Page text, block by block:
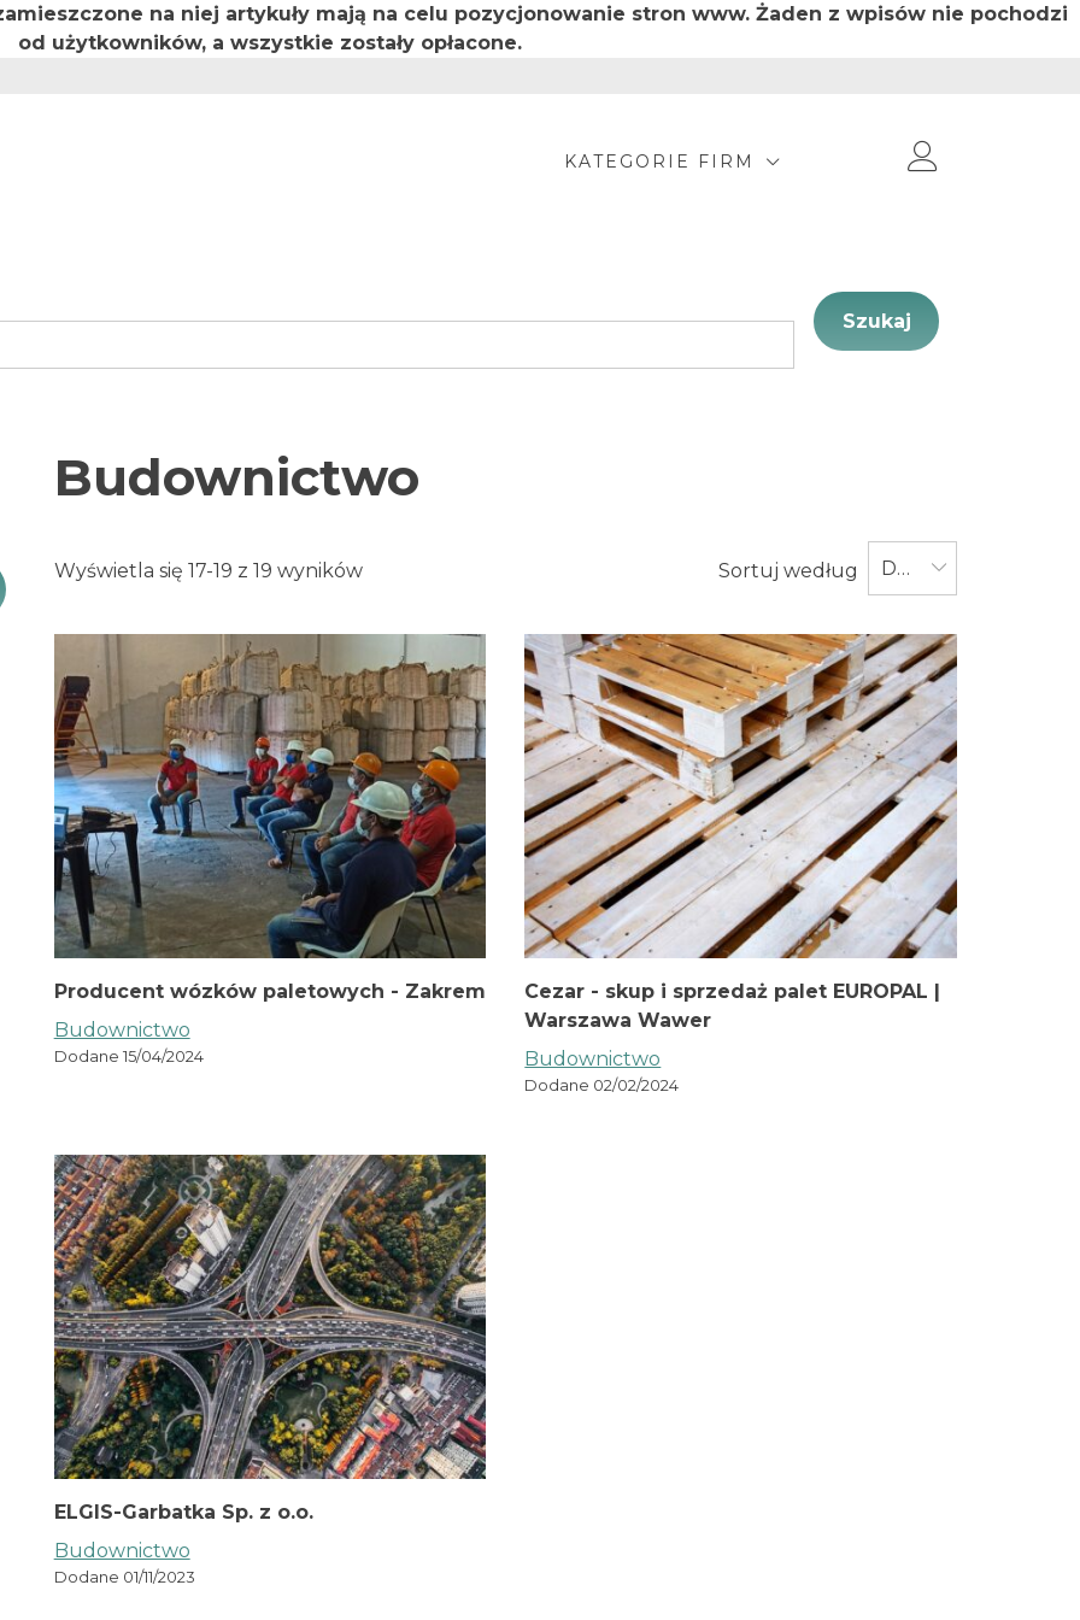
na niej artykuły mają na celu pozycjonowanie stron www. Żaden z wpisów nie pochodzi
od użytkowników, a wszystkie zostały opłacone.
KATEGORIE FIRM
Szukaj
Budownictwo
Wyświetla się 17-19 z 19 wyników Sortuj według Data
Producent wózków paletowych - Zakrem
Budownictwo
Dodane 15/04/2024
Cezar - skup i sprzedaż palet EUROPAL |
Warszawa Wawer
Budownictwo
Dodane 02/02/2024
ELGIS-Garbatka Sp. z o.o.
Budownictwo
Dodane 01/11/2023